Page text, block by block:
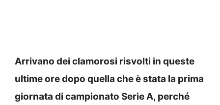
Arrivano dei clamorosi risvolti in queste
ultime ore dopo quella che è stata la prima
giornata di campionato Serie A, perché